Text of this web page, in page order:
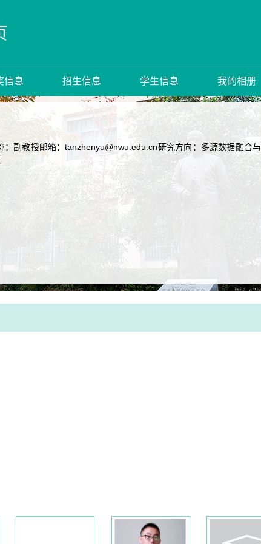
信息 招生信息 学生信息 我的相册
：副教授邮箱：tanzhenyu@nwu.edu.cn研究方向：多源数据融合